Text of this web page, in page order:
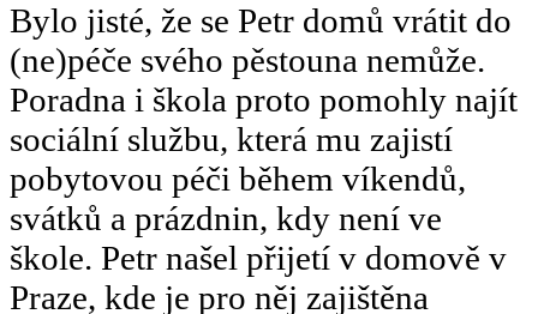
Bylo jisté, že se Petr domů vrátit do
(ne)péče svého pěstouna nemůže.
Poradna i škola proto pomohly najít
sociální službu, která mu zajistí
pobytovou péči během víkendů,
svátků a prázdnin, kdy není ve
škole. Petr našel přijetí v domově v
Praze, kde je pro něj zajištěna